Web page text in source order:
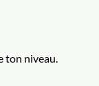
ton niveau.